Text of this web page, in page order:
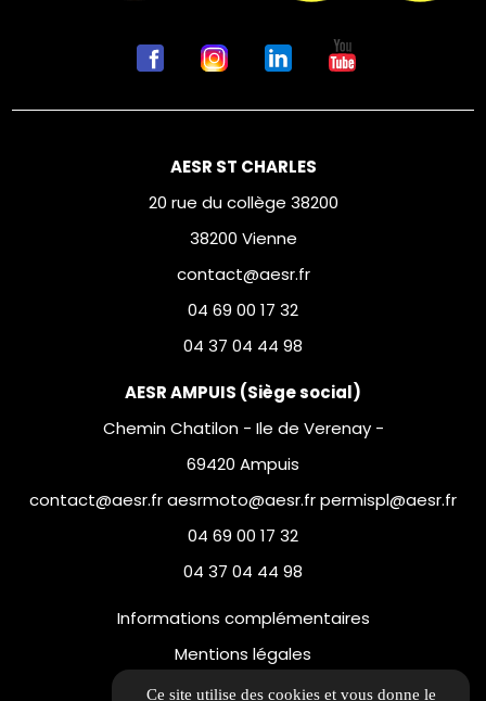
AESR ST CHARLES
20 rue du collège 38200
38200 Vienne
contact@aesr.fr
04 69 00 17 32
04 37 04 44 98
AESR AMPUIS (Siège social)
Chemin Chatilon - Ile de Verenay -
69420 Ampuis
contact@aesr.fr aesrmoto@aesr.fr permispl@aesr.fr
04 69 00 17 32
04 37 04 44 98
Informations complémentaires
Mentions légales
Politique de confidentialité
Ce site utilise des cookies et vous donne le